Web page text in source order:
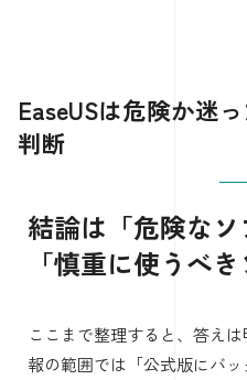
EaseUSは危険か迷
判断
結論は「危険なソ
「慎重に使うべき
ここまで整理すると、答え
報の範囲では「公式版にバ